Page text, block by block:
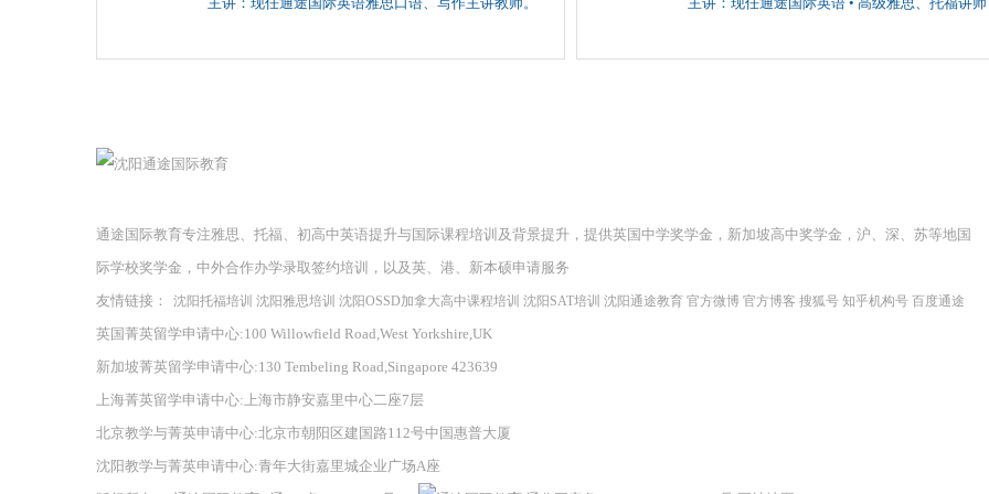
通途国际教育专注雅思、托福、初高中英语提升与国际课程培训及背景提升，提供英国中学奖学金，新加坡高中奖学金，沪、深、苏等地国
际学校奖学金，中外合作办学录取签约培训，以及英、港、新本硕申请服务
友情链接：
沈阳托福培训 沈阳雅思培训 沈阳OSSD加拿大高中课程培训 沈阳SAT培训 沈阳通途教育 官方微博 官方博客 搜狐号 知乎机构号 百度通途
英国菁英留学申请中心:100 Willowfield Road,West Yorkshire,UK
新加坡菁英留学申请中心:130 Tembeling Road,Singapore 423639
上海菁英留学申请中心:上海市静安嘉里中心二座7层
北京教学与菁英申请中心:北京市朝阳区建国路112号中国惠普大厦
沈阳教学与菁英申请中心:青年大街嘉里城企业广场A座